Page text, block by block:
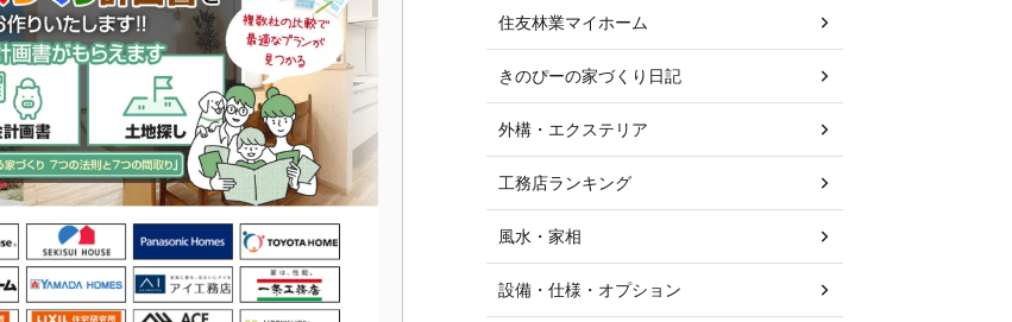
住友林業マイホーム
きのぴーの家づくり日記
外構・エクステリア
工務店ランキング
風水・家相
設備・仕様・オプション